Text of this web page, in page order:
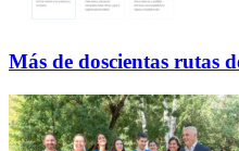
Más de doscientas rutas